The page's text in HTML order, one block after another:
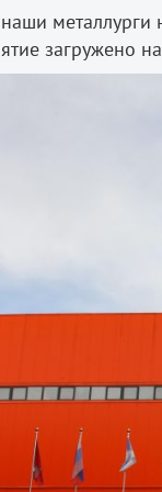
металлурги
загружено